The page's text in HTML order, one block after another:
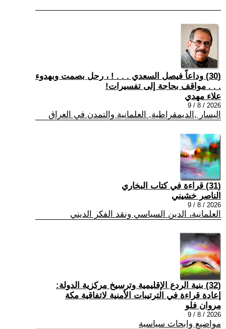
(30) وداعاً فيصل السعدي . . . ! ، رحل بصمت وبهدوء
. . . مواقف بحاجة إلى تفسيرات!
علاء مهدي
2026 / 8 / 9
اليسار ,الديمقراطية, العلمانية والتمدن في العراق
(31) قراءة في كتاب البخاري
الناصر خشيني
2026 / 8 / 9
العلمانية، الدين السياسي ونقد الفكر الديني
(32) بنية الردع الإقليمية وترسيخ مركزية الدولة:
إعادة قراءة في الترتيبات الأمنية لاتفاقية مكة
مروان فلو
2026 / 8 / 9
مواضيع وابحاث سياسية